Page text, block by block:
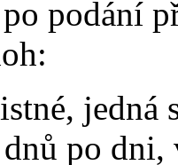
podání
jedná
po